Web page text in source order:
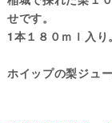
せです。
1本１８０ｍｌ入り。
ホイップの梨ジュ